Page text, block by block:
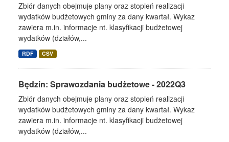
Zbiór danych obejmuje plany oraz stopień realizacji
wydatków budżetowych gminy za dany kwartał. Wykaz
zawiera m.in. informacje nt. klasyfikacji budżetowej
wydatków (działów,...
RDF CSV
Będzin: Sprawozdania budżetowe - 2022Q3
Zbiór danych obejmuje plany oraz stopień realizacji
wydatków budżetowych gminy za dany kwartał. Wykaz
zawiera m.in. informacje nt. klasyfikacji budżetowej
wydatków (działów,...